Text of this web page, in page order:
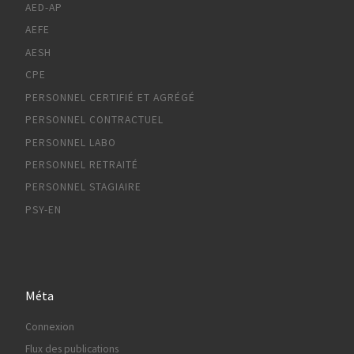
AED-AP
AEFE
AESH
CPE
PERSONNEL CERTIFIÉ ET AGRÉGÉ
PERSONNEL CONTRACTUEL
PERSONNEL LABO
PERSONNEL RETRAITÉ
PERSONNEL STAGIAIRE
PSY-EN
Méta
Connexion
Flux des publications